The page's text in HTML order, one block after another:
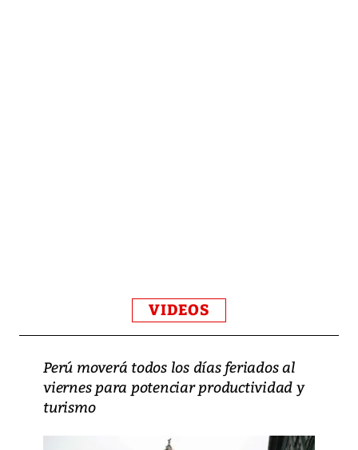
VIDEOS
Perú moverá todos los días feriados al
viernes para potenciar productividad y
turismo